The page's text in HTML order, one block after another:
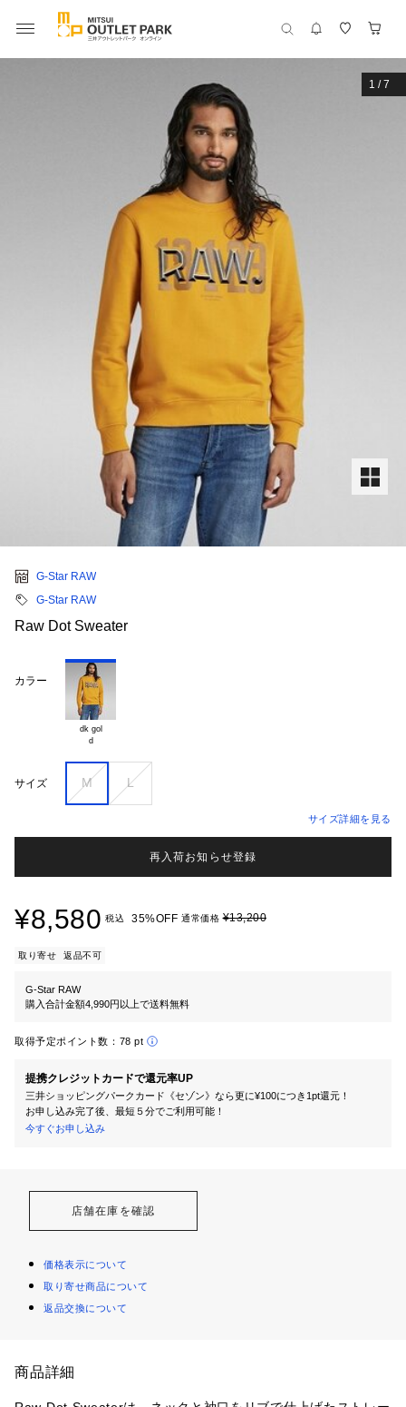
1 /7
G-Star RAW
G-Star RAW
Raw Dot Sweater
カラー
dk gol
サイズ M L
サイズ詳細を見る
再入荷お知らせ登録
¥8,580 税込 35%OFF 通常価格¥13,200
取り寄せ 返品不可
G-Star RAW
購入合計金額4,990円以上で送料無料
取得予定ポイント数： 78 pt
提携クレジットカードで還元率UP
三井ショッピングパークカード《セゾン》なら更に¥100につき1pt還元！
お申し込み完了後、最短５分でご利用可能！
今すぐお申し込み
店舗在庫を確認
価格表示について
取り寄せ商品について
返品交換について
商品詳細